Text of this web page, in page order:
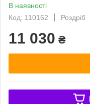
В наявності
Код: 110162
Роздріб
11 030 ₴